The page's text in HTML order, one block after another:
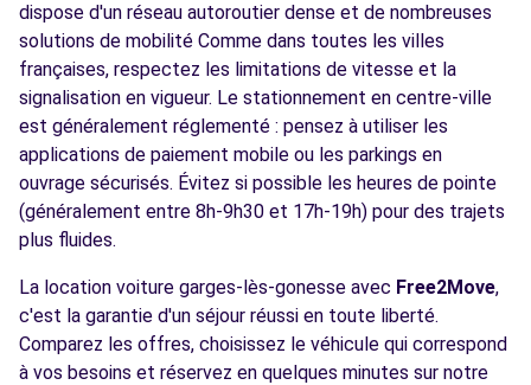
dispose d'un réseau autoroutier dense et de nombreuses
solutions de mobilité Comme dans toutes les villes
françaises, respectez les limitations de vitesse et la
signalisation en vigueur. Le stationnement en centre-ville
est généralement réglementé : pensez à utiliser les
applications de paiement mobile ou les parkings en
ouvrage sécurisés. Évitez si possible les heures de pointe
(généralement entre 8h-9h30 et 17h-19h) pour des trajets
plus fluides.
La location voiture garges-lès-gonesse avec Free2Move,
c'est la garantie d'un séjour réussi en toute liberté.
Comparez les offres, choisissez le véhicule qui correspond
à vos besoins et réservez en quelques minutes sur notre